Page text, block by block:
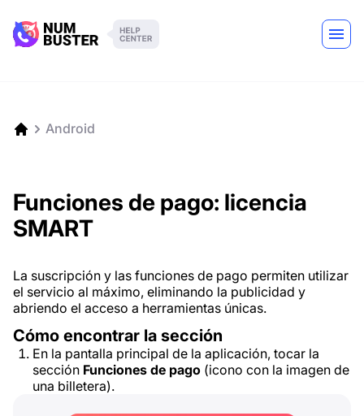
Android
Funciones de pago: licencia
SMART
La suscripción y las funciones de pago permiten utilizar
el servicio al máximo, eliminando la publicidad y
abriendo el acceso a herramientas únicas.
Cómo encontrar la sección
En la pantalla principal de la aplicación, tocar la
sección Funciones de pago (icono con la imagen de
una billetera).